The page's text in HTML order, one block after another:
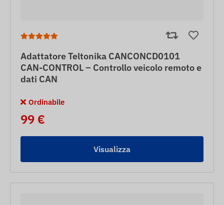
Adattatore Teltonika CANCONCD0101
CAN-CONTROL – Controllo veicolo remoto e
dati CAN
Ordinabile
99 €
Visualizza